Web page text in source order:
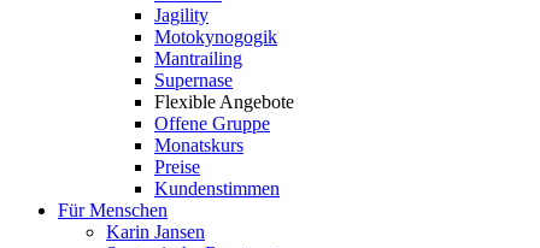
Jagility
Motokynogogik
Mantrailing
Supernase
Flexible Angebote
Offene Gruppe
Monatskurs
Preise
Kundenstimmen
Für Menschen
Karin Jansen